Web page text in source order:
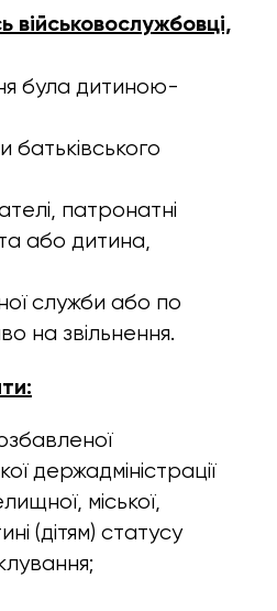
була дитиною-
патронатні
або дитина,
служби або по
на звільнення.
держадміністрації
міської,
(дітям) статусу